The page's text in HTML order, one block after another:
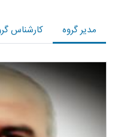
مدیر گروه کارشناس